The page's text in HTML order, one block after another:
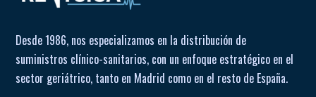
Desde 1986, nos especializamos en la distribución de
suministros clínico-sanitarios, con un enfoque estratégico en el
sector geriátrico, tanto en Madrid como en el resto de España.